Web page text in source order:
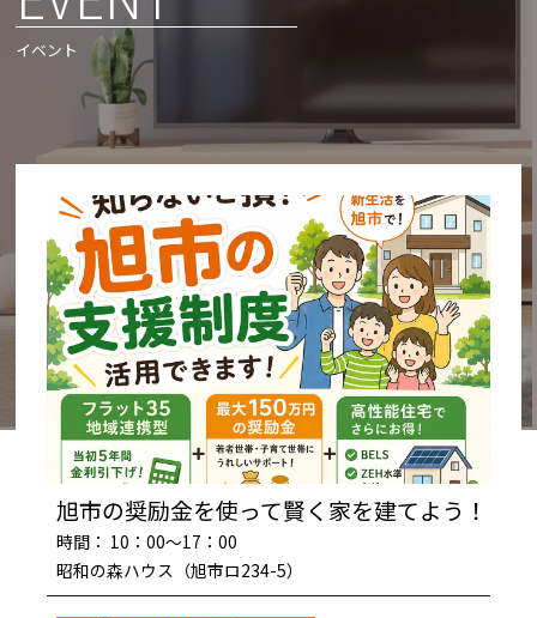
イベント
旭市の奨励金を使って賢く家を建てよう！
時間： 10：00～17：00
昭和の森ハウス（旭市ロ234-5）